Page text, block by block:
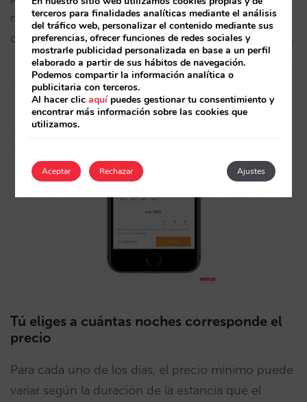
mismo contenido y facilidad de uso en
dispositivos móviles, táctil y sin incómodas flechas.
Tú eliges a cuántas noches corresponde el
precio
Para cada uno de los días, el precio mínimo puede
variar según la duración de la estancia que el
terceros para finalidades analíticas mediante el análisis
del tráfico web, personalizar el contenido mediante sus
preferencias, ofrecer funciones de redes sociales y
mostrarle publicidad personalizada en base a un perfil
elaborado a partir de sus hábitos de navegación.
Podemos compartir la información analítica o
publicitaria con terceros.
Al hacer clicaquípuedes gestionar tu consentimiento y
encontrar más información sobre las cookies que
utilizamos.
Aceptar Ajustes
Rechazar